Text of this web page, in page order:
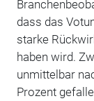
dass das
starke
haben wird.
unmittelbar
Prozent